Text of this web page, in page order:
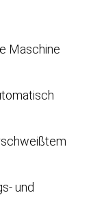
Maschine
und